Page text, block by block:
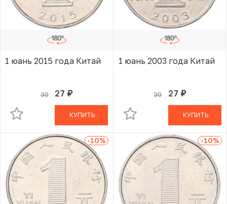
1 юань 2015 года Китай
30 27 руб.
В КОРЗИНЕ
КУПИТЬ
1 юань 2003 года Китай
30 27 руб.
В КОРЗИНЕ
КУПИТЬ
-10% -10%